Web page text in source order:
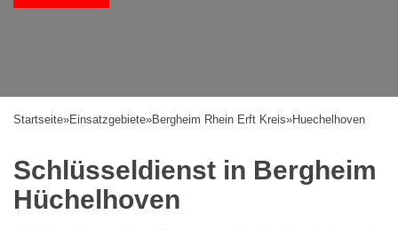
Startseite»Einsatzgebiete»Bergheim Rhein Erft Kreis»Huechelhoven
Schlüsseldienst in Bergheim
Hüchelhoven